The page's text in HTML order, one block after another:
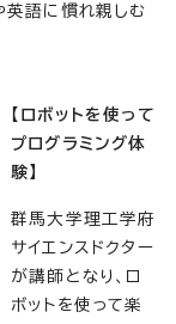
英語に慣れ親しむ
【ロボットを使って
プログラミング体
験】
群馬大学理工学府
サイエンスドクター
が講師となり、ロ
ボットを使って楽